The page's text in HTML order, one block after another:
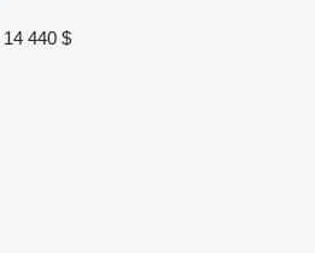
14 440 $